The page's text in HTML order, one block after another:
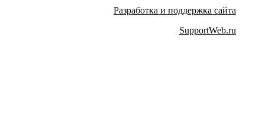
Разработка и поддержка сайта
SupportWeb.ru